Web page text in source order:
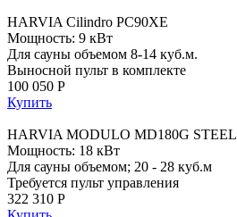
HARVIA Cilindro PC90XE
Мощность: 9 кВт
Для сауны объемом 8-14 куб.м.
Выносной пульт в комплекте
100 050 Р
Купить
HARVIA MODULO MD180G STEEL
Мощность: 18 кВт
Для сауны объемом; 20 - 28 куб.м
Требуется пульт управления
322 310 Р